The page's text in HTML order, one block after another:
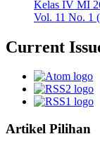
Kelas IV MI
Vol. 11 No. 1
Current
Artikel Pilihan